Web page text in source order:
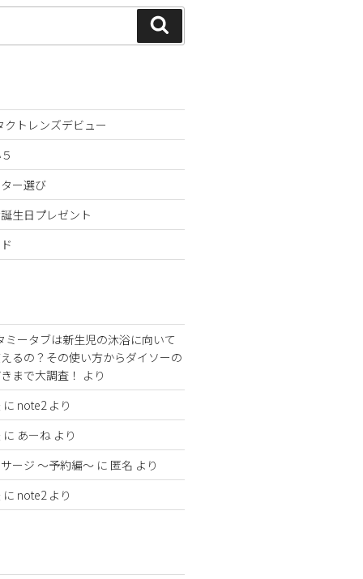
索
トレンズデビュー
ー選び
生日プレゼント
ミータブは新生児の沐浴に向いて
るの？その使い方からダイソーの
まで大調査！ より
に note2より
に あーねより
ージ 〜予約編〜に 匿名 より
に note2より